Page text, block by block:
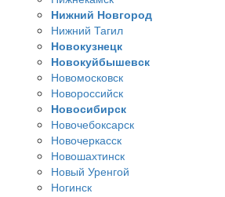
Нижний Новгород
Нижний Тагил
Новокузнецк
Новокуйбышевск
Новомосковск
Новороссийск
Новосибирск
Новочебоксарск
Новочеркасск
Новошахтинск
Новый Уренгой
Ногинск